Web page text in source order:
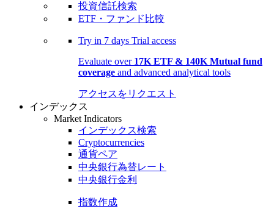
投資信託検索
ETF・ファンド比較
Try in 7 days Trial access
Evaluate over 17K ETF & 140K Mutual fund
coverage and advanced analytical tools
アクセスをリクエスト
インデックス
Market Indicators
インデックス検索
Cryptocurrencies
通貨ペア
中央銀行為替レート
中央銀行金利
指数作成